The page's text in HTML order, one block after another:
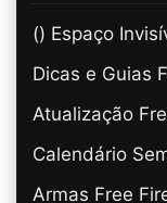
(ㅤ) Espaço
Dicas e Guias
Atualização
Calendário
Armas Free